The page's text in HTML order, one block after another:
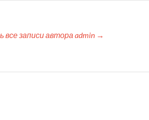
записи автора admin →